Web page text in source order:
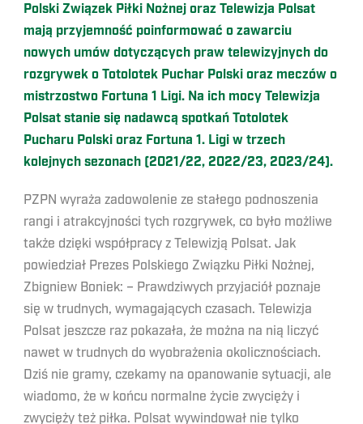
Polski Związek Piłki Nożnej oraz Telewizja Polsat
mają przyjemność poinformować o zawarciu
nowych umów dotyczących praw telewizyjnych do
rozgrywek o Totolotek Puchar Polski oraz meczów o
mistrzostwo Fortuna 1 Ligi. Na ich mocy Telewizja
Polsat stanie się nadawcą spotkań Totolotek
Pucharu Polski oraz Fortuna 1. Ligi w trzech
kolejnych sezonach (2021/22, 2022/23, 2023/24).
PZPN wyraża zadowolenie ze stałego podnoszenia
rangi i atrakcyjności tych rozgrywek, co było możliwe
także dzięki współpracy z Telewizją Polsat. Jak
powiedział Prezes Polskiego Związku Piłki Nożnej,
Zbigniew Boniek: – Prawdziwych przyjaciół poznaje
się w trudnych, wymagających czasach. Telewizja
Polsat jeszcze raz pokazała, że można na nią liczyć
nawet w trudnych do wyobrażenia okolicznościach.
Dziś nie gramy, czekamy na opanowanie sytuacji, ale
wiadomo, że w końcu normalne życie zwycięży i
zwycięży też piłka. Polsat wywindował nie tylko